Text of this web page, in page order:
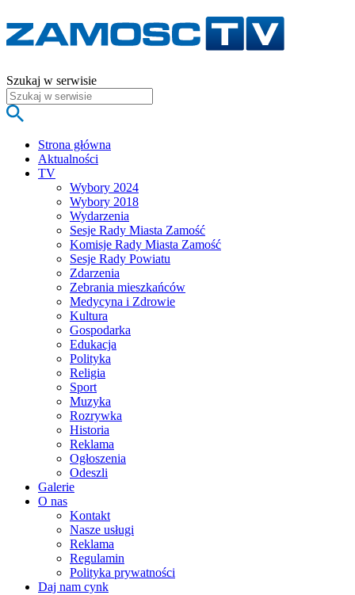
Szukaj w serwisie
Strona główna
Aktualności
TV
Wybory 2024
Wybory 2018
Wydarzenia
Sesje Rady Miasta Zamość
Komisje Rady Miasta Zamość
Sesje Rady Powiatu
Zdarzenia
Zebrania mieszkańców
Medycyna i Zdrowie
Kultura
Gospodarka
Edukacja
Polityka
Religia
Sport
Muzyka
Rozrywka
Historia
Reklama
Ogłoszenia
Odeszli
Galerie
O nas
Kontakt
Nasze usługi
Reklama
Regulamin
Polityka prywatności
Daj nam cynk